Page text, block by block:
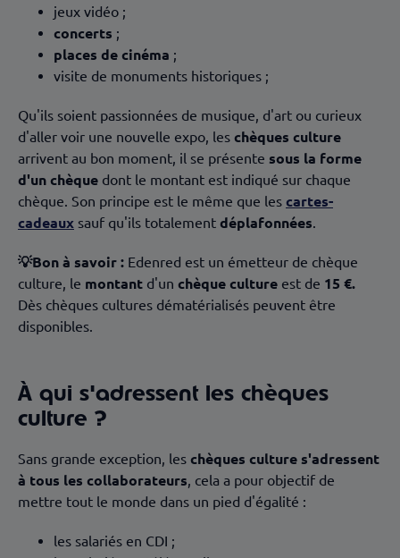
jeux vidéo ;
concerts ;
places de cinéma ;
visite de monuments historiques ;
Qu'ils soient passionnées de musique, d'art ou curieux
d'aller voir une nouvelle expo, les chèques culture
arrivent au bon moment, il se présente sous la forme
d'un chèque dont le montant est indiqué sur chaque
chèque. Son principe est le même que les cartes-
cadeaux sauf qu'ils totalement déplafonnées.
💡Bon à savoir : Edenred est un émetteur de chèque
culture, le montant d'un chèque culture est de 15 €.
Dès chèques cultures dématérialisés peuvent être
disponibles.
À qui s'adressent les chèques
culture ?
Sans grande exception, les chèques culture s'adressent
à tous les collaborateurs, cela a pour objectif de
mettre tout le monde dans un pied d'égalité :
les salariés en CDI ;